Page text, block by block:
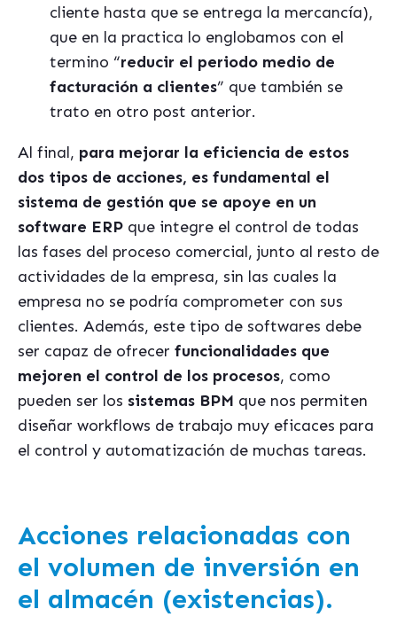
cliente hasta que se entrega la mercancía),
que en la practica lo englobamos con el
termino “reducir el periodo medio de
facturación a clientes” que también se
trato en otro post anterior.
Al final, para mejorar la eficiencia de estos
dos tipos de acciones, es fundamental el
sistema de gestión que se apoye en un
software ERP que integre el control de todas
las fases del proceso comercial, junto al resto de
actividades de la empresa, sin las cuales la
empresa no se podría comprometer con sus
clientes. Además, este tipo de softwares debe
ser capaz de ofrecer funcionalidades que
mejoren el control de los procesos, como
pueden ser los sistemas BPM que nos permiten
diseñar workflows de trabajo muy eficaces para
el control y automatización de muchas tareas.
Acciones relacionadas con
el volumen de inversión en
el almacén (existencias).